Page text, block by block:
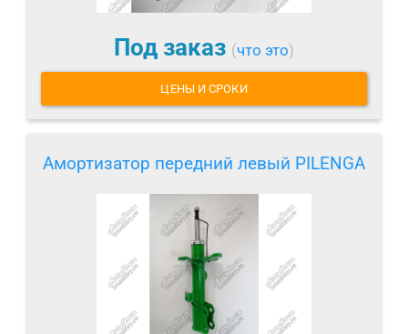
Под заказ (что это)
ЦЕНЫ И СРОКИ
Амортизатор передний левый PILENGA